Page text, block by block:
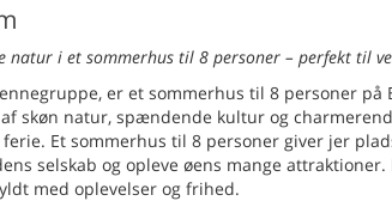
natur i et sommerhus til 8 personer – perfekt til
er et sommerhus til 8 personer på
skøn natur, spændende kultur og
Et sommerhus til 8 personer giver jer
selskab og opleve øens mange
med oplevelser og frihed.